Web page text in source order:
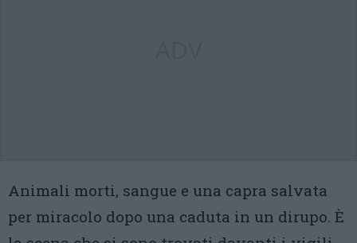
Animali morti, sangue e una capra salvata
per miracolo dopo una caduta in un dirupo. È